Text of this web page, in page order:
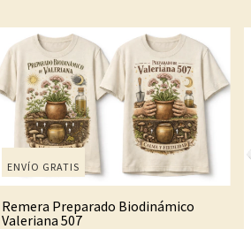
ENVÍO GRATIS
Remera Preparado Biodinámico
Valeriana 507